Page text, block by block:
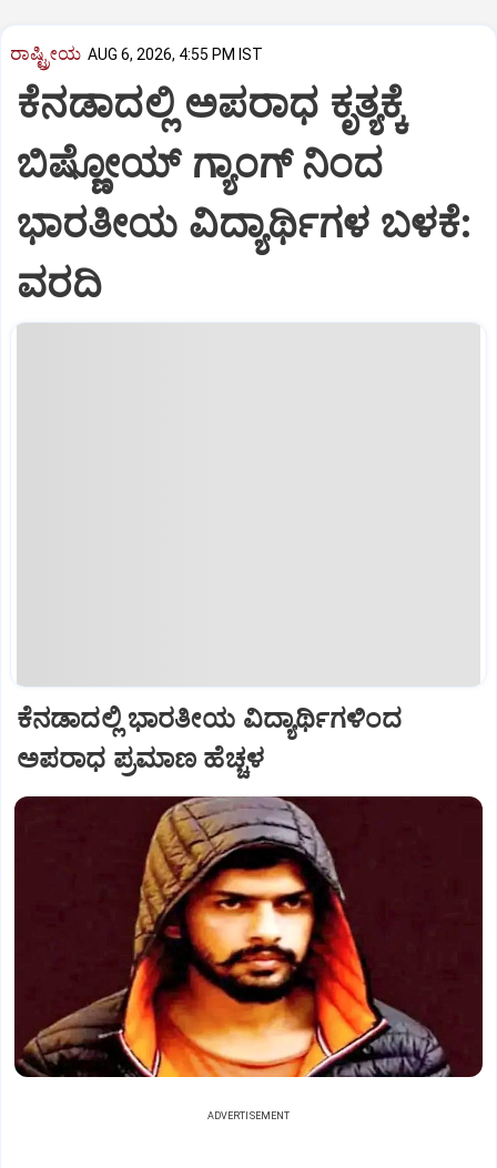
ರಾಷ್ಟ್ರೀಯ AUG 6, 2026, 4:55 PM IST
ಕೆನಡಾದಲ್ಲಿ ಅಪರಾಧ ಕೃತ್ಯಕ್ಕೆ
ಬಿಷ್ಣೋಯ್ ಗ್ಯಾಂಗ್ ನಿಂದ
ಭಾರತೀಯ ವಿದ್ಯಾರ್ಥಿಗಳ ಬಳಕೆ:
ವರದಿ
ಕೆನಡಾದಲ್ಲಿ ಭಾರತೀಯ ವಿದ್ಯಾರ್ಥಿಗಳಿಂದ
ಅಪರಾಧ ಪ್ರಮಾಣ ಹೆಚ್ಚಳ
ADVERTISEMENT